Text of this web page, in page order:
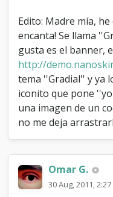
Edito: Madre mía,
encanta! Se llama
gusta es el banner,
http://
tema ''Gradial'' y ya
iconito que pone
una imagen de un
no me deja
Omar G.
30 Aug, 2011,